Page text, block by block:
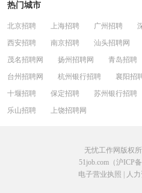
热门城市
北京招聘 上海招聘 广州招聘
西安招聘
南京招聘 汕头招聘网
茂名招聘网
扬州招聘网 青岛招聘
台州招聘网
杭州银行招聘 襄阳招
十堰招聘
保定招聘 苏州银行招聘
乐山招聘
上饶招聘网
无忧工作网版权
51job.com（沪ICP备
电子营业执照
人